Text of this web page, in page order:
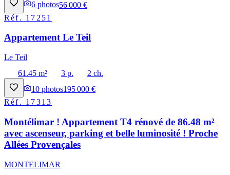
6 photos56 000 €
Réf. 17251
Appartement Le Teil
Le Teil
61.45 m²
3 p.
2 ch.
10 photos195 000 €
Réf. 17313
Montélimar ! Appartement T4 rénové de 86.48 m²
avec ascenseur, parking et belle luminosité ! Proche
Allées Provençales
MONTELIMAR